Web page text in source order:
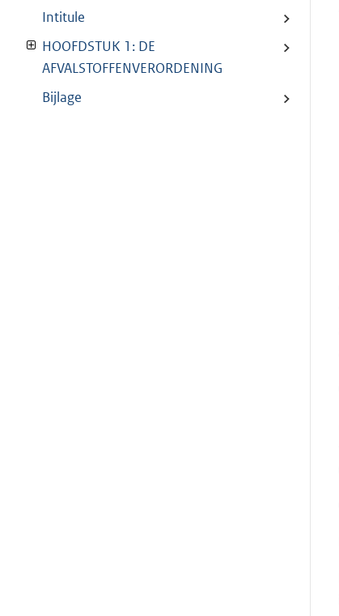
Intitule
HOOFDSTUK 1: DE
AFVALSTOFFENVERORDENING
Bijlage